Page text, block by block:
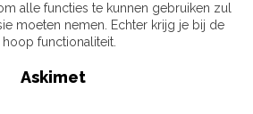
alle functies te kunnen gebruiken zul
moeten nemen. Echter krijg je bij de
functionaliteit.
Askimet